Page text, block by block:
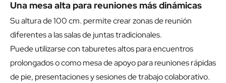
Una mesa alta para reuniones más dinámicas
Su altura de 100 cm. permite crear zonas de reunión
diferentes a las salas de juntas tradicionales.
Puede utilizarse con taburetes altos para encuentros
prolongados o como mesa de apoyo para reuniones rápidas
de pie, presentaciones y sesiones de trabajo colaborativo.